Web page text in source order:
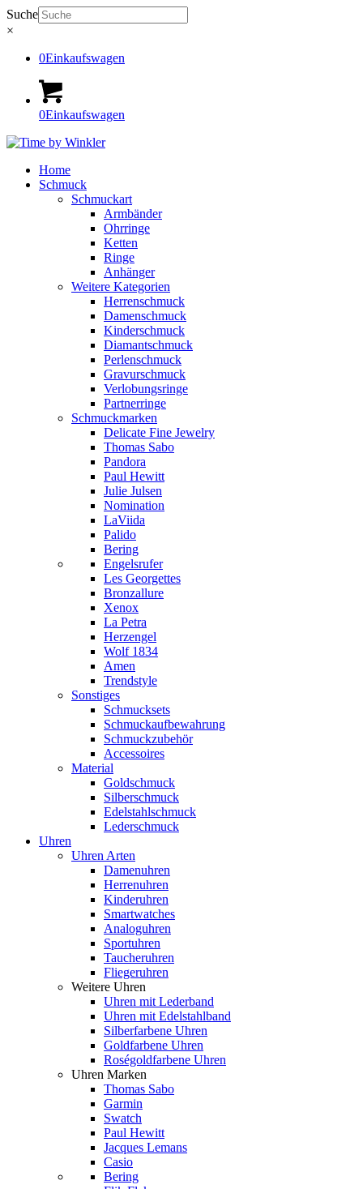
Suche
×
0Einkaufswagen
0Einkaufswagen
Home
Schmuck
Schmuckart
Armbänder
Ohrringe
Ketten
Ringe
Anhänger
Weitere Kategorien
Herrenschmuck
Damenschmuck
Kinderschmuck
Diamantschmuck
Perlenschmuck
Gravurschmuck
Verlobungsringe
Partnerringe
Schmuckmarken
Delicate Fine Jewelry
Thomas Sabo
Pandora
Paul Hewitt
Julie Julsen
Nomination
LaViida
Palido
Bering
Engelsrufer
Les Georgettes
Bronzallure
Xenox
La Petra
Herzengel
Wolf 1834
Amen
Trendstyle
Sonstiges
Schmucksets
Schmuckaufbewahrung
Schmuckzubehör
Accessoires
Material
Goldschmuck
Silberschmuck
Edelstahlschmuck
Lederschmuck
Uhren
Uhren Arten
Damenuhren
Herrenuhren
Kinderuhren
Smartwatches
Analoguhren
Sportuhren
Taucheruhren
Fliegeruhren
Weitere Uhren
Uhren mit Lederband
Uhren mit Edelstahlband
Silberfarbene Uhren
Goldfarbene Uhren
Roségoldfarbene Uhren
Uhren Marken
Thomas Sabo
Garmin
Swatch
Paul Hewitt
Jacques Lemans
Casio
Bering